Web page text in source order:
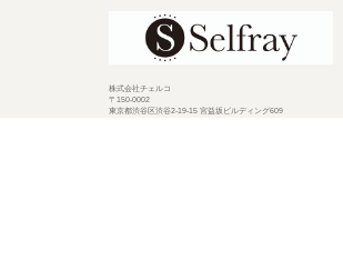
株式会社チェルコ
〒150-0002
東京都渋谷区渋谷2-19-15 宮益坂ビルディング609